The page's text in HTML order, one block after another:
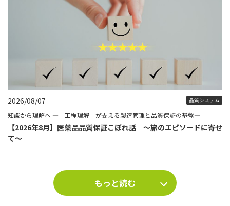
2026/08/07 品質システム
知識から理解へ ―「工程理解」が支える製造管理と品質保証の基盤―
【2026年8月】医薬品品質保証こぼれ話 ～旅のエピソードに寄せ
て～
もっと読む